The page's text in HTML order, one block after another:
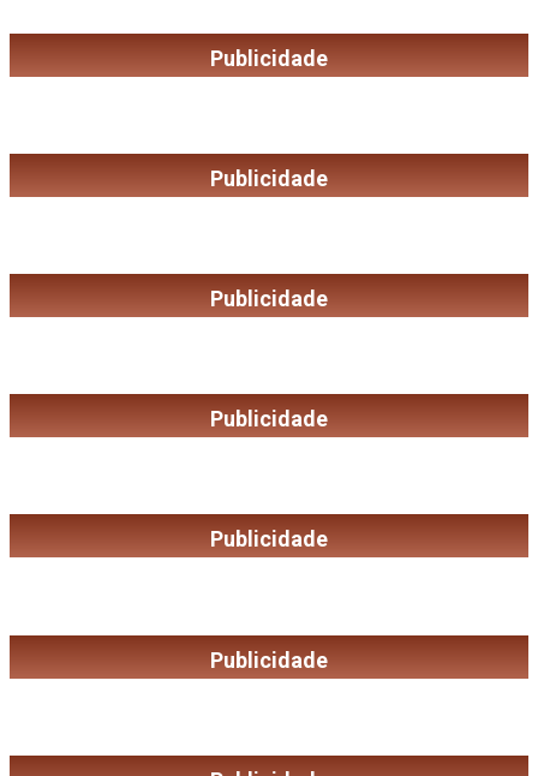
Publicidade
Publicidade
Publicidade
Publicidade
Publicidade
Publicidade